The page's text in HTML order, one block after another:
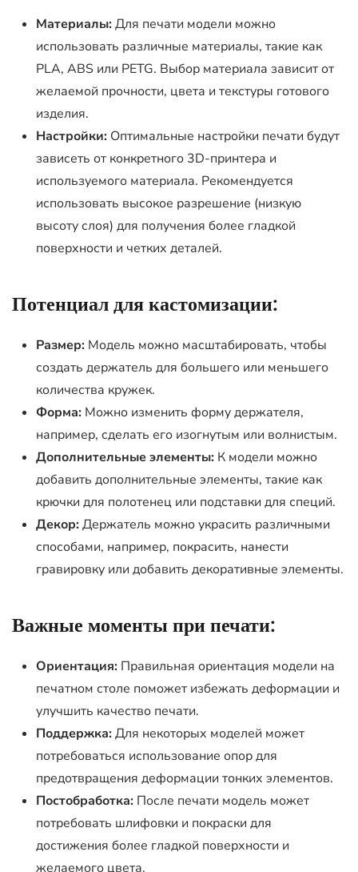
Материалы:Для печати модели можно
использовать различные материалы, такие как
PLA, ABS или PETG. Выбор материала зависит от
желаемой прочности, цвета и текстуры готового
изделия.
Настройки: Оптимальные настройки печати будут
зависеть от конкретного 3D-принтера и
используемого материала. Рекомендуется
использовать высокое разрешение (низкую
высоту слоя) для получения более гладкой
поверхности и четких деталей.
Потенциал для кастомизации:
Размер: Модель можно масштабировать, чтобы
создать держатель для большего или меньшего
количества кружек.
Форма: Можно изменить форму держателя,
например, сделать его изогнутым или волнистым.
Дополнительные элементы: К модели можно
добавить дополнительные элементы, такие как
крючки для полотенец или подставки для специй.
Декор:Держатель можно украсить различными
способами, например, покрасить, нанести
гравировку или добавить декоративные элементы.
Важные моменты при печати:
Ориентация: Правильная ориентация модели на
печатном столе поможет избежать деформации и
улучшить качество печати.
Поддержка:Для некоторых моделей может
потребоваться использование опор для
предотвращения деформации тонких элементов.
Постобработка: После печати модель может
потребовать шлифовки и покраски для
достижения более гладкой поверхности и
желаемого цвета.